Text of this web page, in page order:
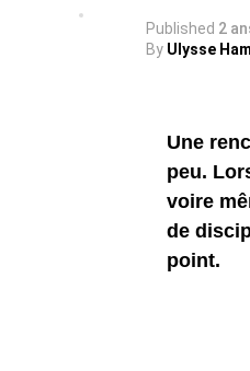
Published 2
By Ulysse
Une
peu.
voire
de
point.